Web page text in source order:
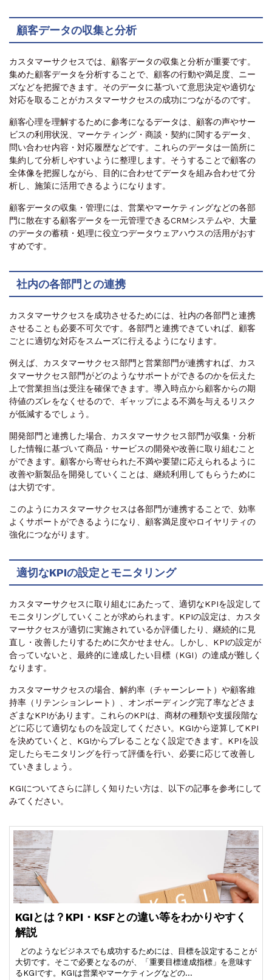
顧客データの収集と分析
カスタマーサクセスでは、顧客データの収集と分析が重要です。
集めた顧客データを分析することで、顧客の行動や満足度、ニー
ズなどを把握できます。そのデータに基づいて意思決定や適切な
対応を取ることがカスタマーサクセスの成功につながるのです。
顧客心理を理解するために参考になるデータは、顧客の声やサー
ビスの利用状況、マーケティング・商談・契約に関するデータ、
問い合わせ内容・対応履歴などです。これらのデータは一箇所に
集約して分析しやすいように整理します。そうすることで顧客の
全体像を把握しながら、目的に合わせてデータを組み合わせて分
析し、施策に活用できるようになります。
顧客データの収集・管理には、営業やマーケティングなどの各部
門に散在する顧客データを一元管理できるCRMシステムや、大量
のデータの蓄積・処理に役立つデータウェアハウスの活用がおす
すめです。
社内の各部門との連携
カスタマーサクセスを成功させるためには、社内の各部門と連携
させることも必要不可欠です。各部門と連携できていれば、顧客
ごとに適切な対応をスムーズに行えるようになります。
例えば、カスタマーサクセス部門と営業部門が連携すれば、カス
タマーサクセス部門がどのようなサポートができるのかを伝えた
上で営業担当は受注を確保できます。導入時点から顧客からの期
待値のズレをなくせるので、ギャップによる不満を与えるリスク
が低減するでしょう。
開発部門と連携した場合、カスタマーサクセス部門が収集・分析
した情報に基づいて商品・サービスの開発や改善に取り組むこと
ができます。顧客から寄せられた不満や要望に応えられるように
改善や新製品を開発していくことは、継続利用してもらうために
は大切です。
このようにカスタマーサクセスは各部門が連携することで、効率
よくサポートができるようになり、顧客満足度やロイヤリティの
強化につながります。
適切なKPIの設定とモニタリング
カスタマーサクセスに取り組むにあたって、適切なKPIを設定して
モニタリングしていくことが求められます。KPIの設定は、カスタ
マーサクセスが適切に実施されているか評価したり、継続的に見
直し・改善したりするために欠かせません。しかし、KPIの設定が
合っていないと、最終的に達成したい目標（KGI）の達成が難しく
なります。
カスタマーサクセスの場合、解約率（チャーンレート）や顧客維
持率（リテンションレート）、オンボーディング完了率などさま
ざまなKPIがあります。これらのKPIは、商材の種類や支援段階な
どに応じて適切なものを設定してください。KGIから逆算してKPI
を決めていくと、KGIからブレることなく設定できます。KPIを設
定したらモニタリングを行って評価を行い、必要に応じて改善し
ていきましょう。
KGIについてさらに詳しく知りたい方は、以下の記事を参考にして
みてください。
KGIとは？KPI・KSFとの違い等をわかりやすく
解説
どのようなビジネスでも成功するためには、目標を設定することが
大切です。そこで必要となるのが、「重要目標達成指標」を意味す
るKGIです。KGIは営業やマーケティングなどの…